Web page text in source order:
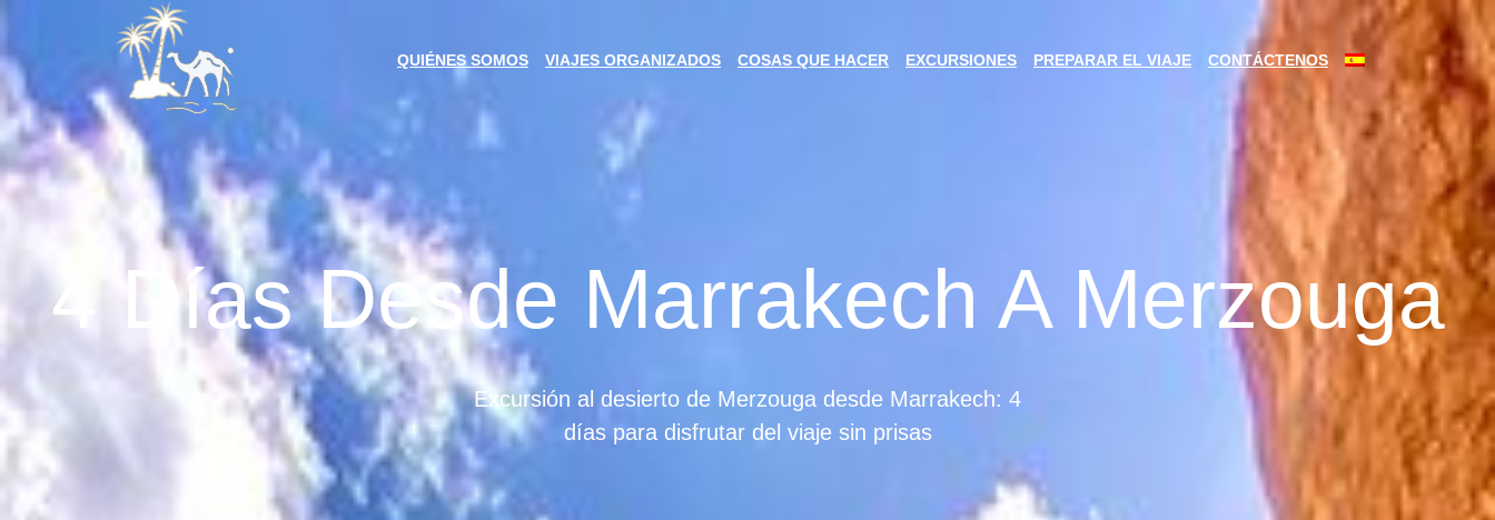
QUIÉNES SOMOS VIAJES ORGANIZADOS COSAS QUE HACER EXCURSIONES PREPARAR EL VIAJE CONTÁCTENOS
4 Días Desde Marrakech A Merzouga
Excursión al desierto de Merzouga desde Marrakech: 4
días para disfrutar del viaje sin prisas